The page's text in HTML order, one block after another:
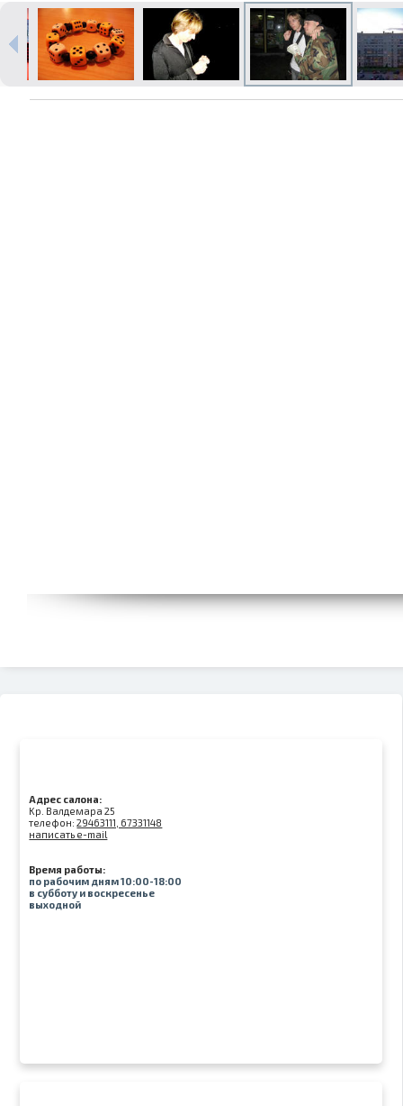
Печать в течение 1 часа в Риге –
закажите онлайн
Различные форматы и виды
Адрес салона:
Kр. Валдемара 25
телефон:29463111, 67331148
написать e-mail
Время работы:
по рабочим дням 10:00-18:00
в субботу и воскресенье
выходной